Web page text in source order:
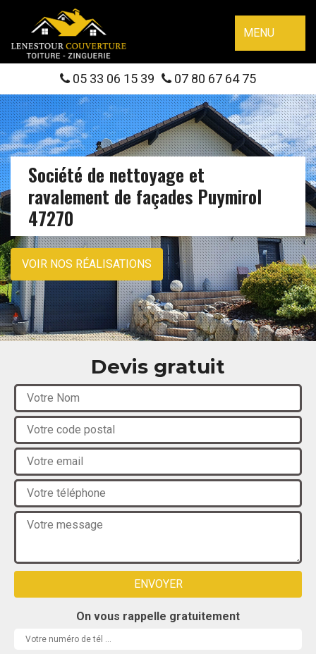
MENU
05 33 06 15 39 07 80 67 64 75
Société de nettoyage et
ravalement de façades Puymirol
47270
VOIR NOS RÉALISATIONS
Devis gratuit
On vous rappelle gratuitement